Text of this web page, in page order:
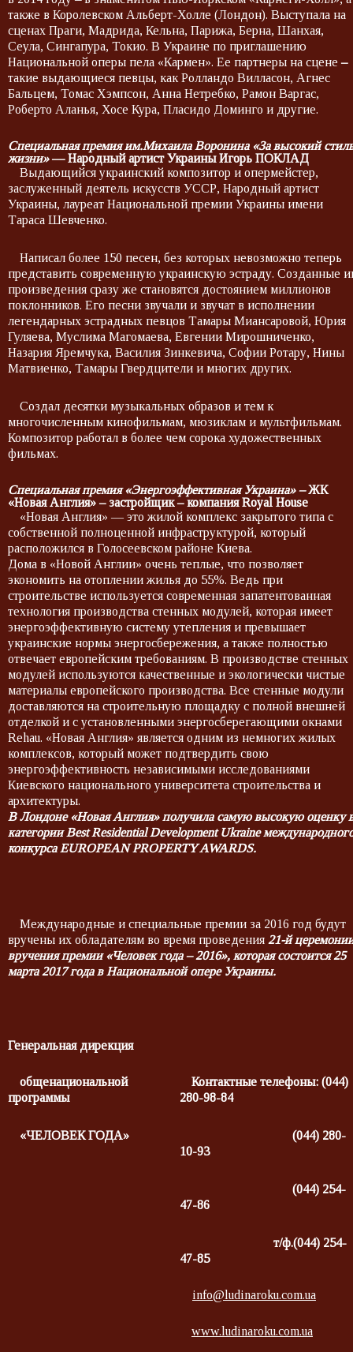
также в Королевском Альберт-Холле (Лондон). Выступала на
сценах Праги, Мадрида, Кельна, Парижа, Берна, Шанхая,
Сеула, Сингапура, Токио. В Украине по приглашению
Национальной оперы пела «Кармен». Ее партнеры на сцене –
такие выдающиеся певцы, как Ролландо Вилласон, Агнес
Бальцем, Томас Хэмпсон, Анна Нетребко, Рамон Варгас,
Роберто Аланья, Хосе Кура, Пласидо Доминго и другие.
Специальная премия им.Михаила Воронина «За высокий стиль
жизни»— Народный артист Украины Игорь ПОКЛАД
Выдающийся украинский композитор и опермейстер,
заслуженный деятель искусств УССР, Народный артист
Украины, лауреат Национальной премии Украины имени
Тараса Шевченко.
Написал более 150 песен, без которых невозможно теперь
представить современную украинскую эстраду. Созданные
произведения сразу же становятся достоянием миллионов
поклонников. Его песни звучали и звучат в исполнении
легендарных эстрадных певцов Тамары Миансаровой, Юрия
Гуляева, Муслима Магомаева, Евгении Мирошниченко,
Назария Яремчука, Василия Зинкевича, Софии Ротару, Нины
Матвиенко, Тамары Гвердцители и многих других.
Создал десятки музыкальных образов и тем к
многочисленным кинофильмам, мюзиклам и мультфильмам.
Композитор работал в более чем сорока художественных
фильмах.
Специальная премия «Энергоэффективная Украина» –ЖК
«Новая Англия» – застройщик – компания Royal House
«Новая Англия» — это жилой комплекс закрытого типа с
собственной полноценной инфраструктурой, который
расположился в Голосеевском районе Киева.
Дома в «Новой Англии» очень теплые, что позволяет
экономить на отоплении жилья до 55%. Ведь при
строительстве используется современная запатентованная
технология производства стенных модулей, которая имеет
энергоэффективную систему утепления и превышает
украинские нормы энергосбережения, а также полностью
отвечает европейским требованиям. В производстве стенных
модулей используются качественные и экологически чистые
материалы европейского производства. Все стенные модули
доставляются на строительную площадку с полной внешней
отделкой и с установленными энергосберегающими окнами
Rehau. «Новая Англия» является одним из немногих жилых
комплексов, который может подтвердить свою
энергоэффективность независимыми исследованиями
Киевского национального университета строительства и
архитектуры.
В Лондоне «Новая Англия» получила самую высокую оценку
категории Best Residential Development Ukraine
конкурса EUROPEAN PROPERTY AWARDS.
Международные и специальные премии за 2016 год будут
вручены их обладателям во время проведения 21-й
вручения премии «Человек года – 2016», которая состоится 25
марта 2017 года в Национальной опере Украины.
Генеральная дирекция
общенациональной
программы
«ЧЕЛОВЕК ГОДА»
Контактные телефоны: (044)
280-98-84
(044) 280-
10-93
(044) 254-
47-86
т/ф.(044) 254-
47-85
info@ludinaroku.com.ua
www.ludinaroku.com.ua